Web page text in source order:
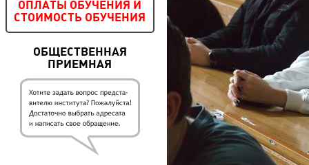
ОПЛАТЫ ОБУЧЕНИЯ И
СТОИМОСТЬ ОБУЧЕНИЯ
ОБЩЕСТВЕННАЯ
ПРИЕМНАЯ